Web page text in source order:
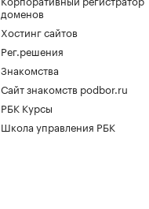
доменов
Хостинг сайтов
Рег.решения
Знакомства
Сайт знакомств podbor.ru
РБК Курсы
Школа управления РБК